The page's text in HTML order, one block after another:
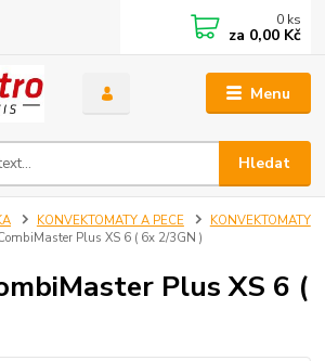
Menu
Hledat
0 ks
za 0,00 Kč
KONVEKTOMATY A PECE
KONVEKTOMATY
Plus XS 6 ( 6x 2/3GN )
Plus XS 6 (